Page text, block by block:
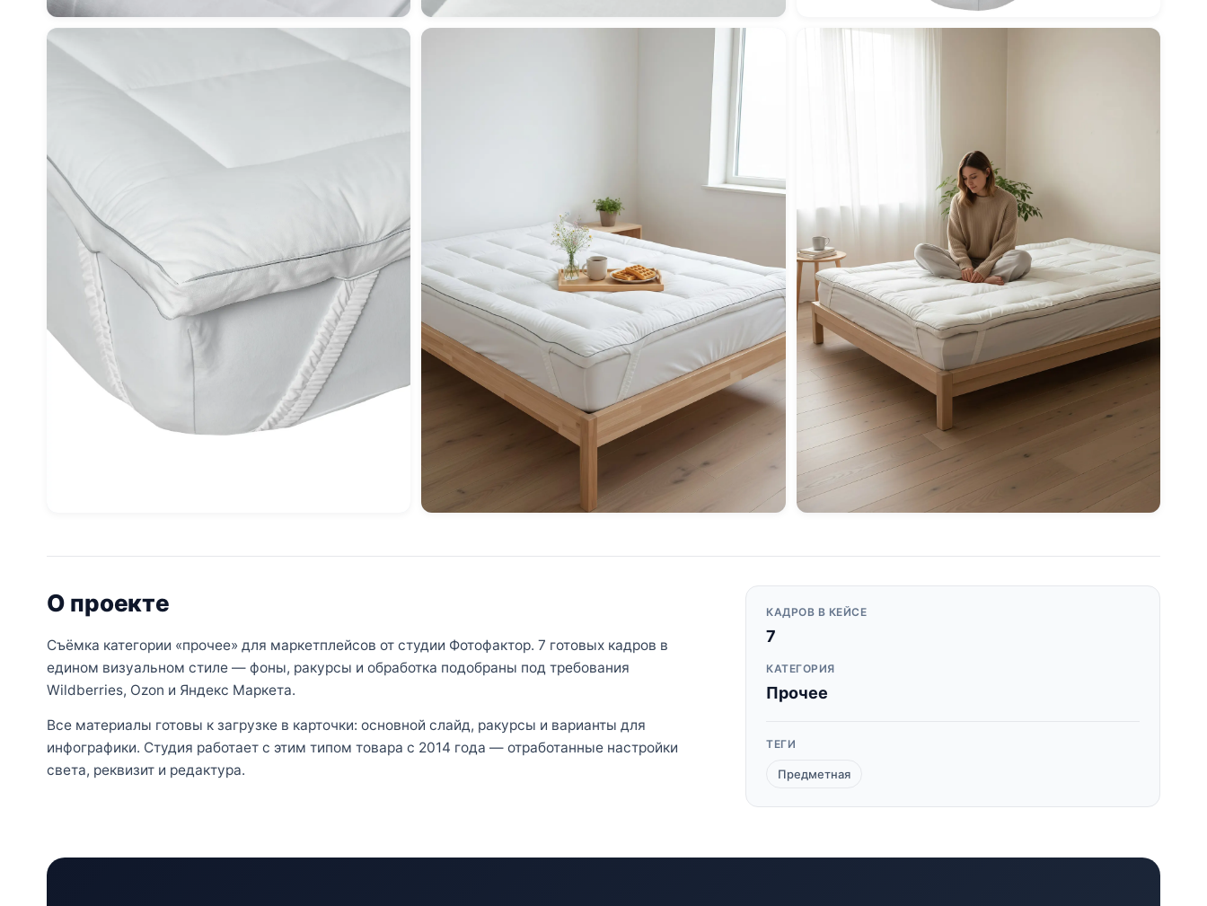
О проекте
Съёмка категории «прочее» для маркетплейсов от студии Фотофактор. 7 готовых кадров в
едином визуальном стиле — фоны, ракурсы и обработка подобраны под требования
Wildberries, Ozon и Яндекс Маркета.
Все материалы готовы к загрузке в карточки: основной слайд, ракурсы и варианты для
инфографики. Студия работает с этим типом товара с 2014 года — отработанные настройки
света, реквизит и редактура.
КАДРОВ В КЕЙСЕ
7
КАТЕГОРИЯ
Прочее
ТЕГИ
Предметная